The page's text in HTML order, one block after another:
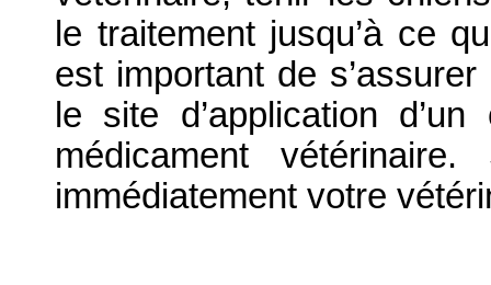
le traitement jusqu’à ce
est important de
le site d’application
médicament
immédiatement votre